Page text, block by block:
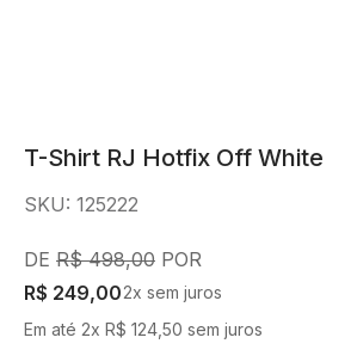
T-Shirt RJ Hotfix Off White
SKU: 125222
R$ 498,00
R$ 249,002x sem juros
Em até 2x R$ 124 50 sem juros
10º off white